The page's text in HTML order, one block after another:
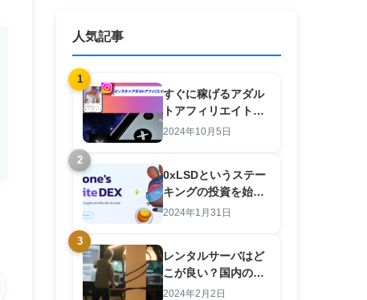
人気記事
1
すぐに稼げるアダル
トアフィリエイト
×SNS 羽田義和のノ
2024年10月5日
2
0xLSDというステー
キングの投資を始め
た結果【注意点と攻
2024年1月31日
3
レンタルサーバはど
こが良い？国内のサ
ーバは良いところが
2024年2月2日